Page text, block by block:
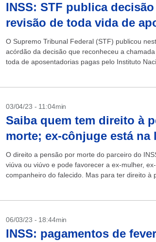
INSS: STF publica
revisão de toda vida de
O Supremo Tribunal Federal (STF) publicou
acórdão da decisão que reconheceu a
toda de aposentadorias pagas pelo Instituto
03/04/23 - 11:04min
Saiba quem tem direito à
morte; ex-cônjuge está na
O direito a pensão por morte do parceiro do
viúva ou viúvo e pode favorecer a ex-mulher,
companheiro do falecido. Mas para ter direito à
06/03/23 - 18:44min
INSS: pagamentos de